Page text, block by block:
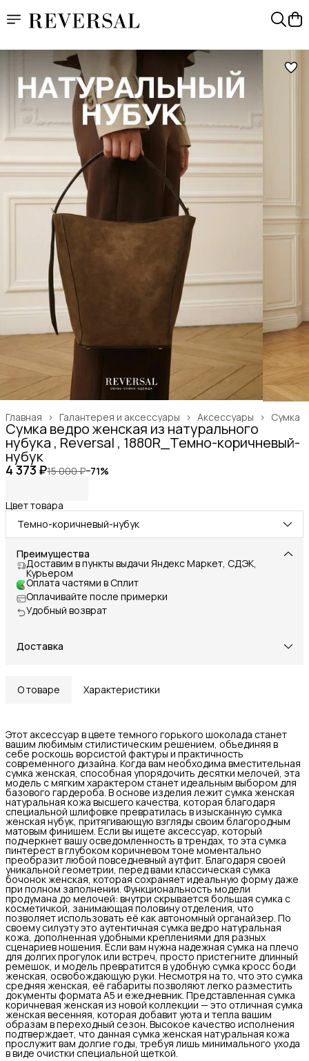
Сумка
Аксессуары ›
Галантерея и аксессуары ›
Главная ›
Сумка ведро женская из натурального
нубука , Reversal , 1880R_Темно-коричневый-
нубук
4 373 ₽15 000 ₽−71%
Цвет товара
Темно-коричневый-нубук
Преимущества
Доставим в пункты выдачи Яндекс Маркет, СДЭК,
Курьером
Оплата частями в Сплит
Оплачивайте после примерки
Удобный возврат
Доставка
О товаре Характеристики
Этот аксессуар в цвете темного горького шоколада станет
вашим любимым стилистическим решением, объединяя в
себе роскошь ворсистой фактуры и практичность
современного дизайна. Когда вам необходима вместительная
сумка женская, способная упорядочить десятки мелочей, эта
модель с мягким характером станет идеальным выбором для
базового гардероба. В основе изделия лежит сумка женская
натуральная кожа высшего качества, которая благодаря
специальной шлифовке превратилась в изысканную сумка
женская нубук, притягивающую взгляды своим благородным
матовым финишем. Если вы ищете аксессуар, который
подчеркнет вашу осведомленность в трендах, то эта сумка
пинтерест в глубоком коричневом тоне моментально
преобразит любой повседневный аутфит. Благодаря своей
уникальной геометрии, перед вами классическая сумка
бочонок женская, которая сохраняет идеальную форму даже
при полном заполнении. Функциональность модели
продумана до мелочей: внутри скрывается большая сумка с
косметичкой, занимающая половину отделения, что
позволяет использовать её как автономный органайзер. По
своему силуэту это аутентичная сумка ведро натуральная
кожа, дополненная удобными креплениями для разных
сценариев ношения. Если вам нужна надежная сумка на плечо
для долгих прогулок или встреч, просто пристегните длинный
ремешок, и модель превратится в удобную сумка кросс боди
женская, освобождающую руки. Несмотря на то, что это сумка
средняя женская, её габариты позволяют легко разместить
документы формата А5 и ежедневник. Представленная сумка
коричневая женская из новой коллекции — это отличная сумка
женская весенняя, которая добавит уюта и тепла вашим
образам в переходный сезон. Высокое качество исполнения
подтверждает, что данная сумка женская натуральная кожа
прослужит вам долгие годы, требуя лишь минимального ухода
в виде очистки специальной щеткой.